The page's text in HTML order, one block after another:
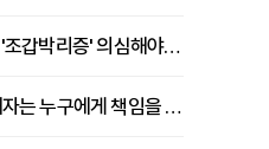
손발톱 들뜨고 벗겨진다면 '조갑박리증' 의심해야 [김철윤 원장 칼럼]
자율주행자동차 사고, 피해자는 누구에게 책임을 물을 수 있을까